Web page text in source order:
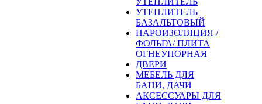
УТЕПЛИТЕЛЬ
БАЗАЛЬТОВЫЙ
ПАРОИЗОЛЯЦИЯ /
ФОЛЬГА/ ПЛИТА
ОГНЕУПОРНАЯ
ДВЕРИ
МЕБЕЛЬ ДЛЯ
БАНИ, ДАЧИ
АКСЕССУАРЫ ДЛЯ